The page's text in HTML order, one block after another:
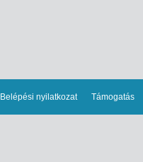
Belépési nyilatkozat Támogatás